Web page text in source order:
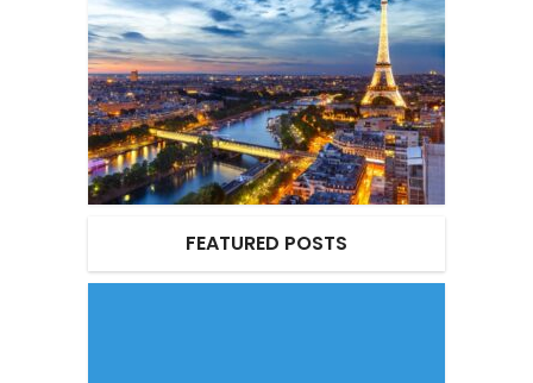
FEATURED POSTS